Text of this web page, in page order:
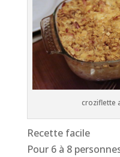
croziflette
Recette facile
Pour 6 à 8